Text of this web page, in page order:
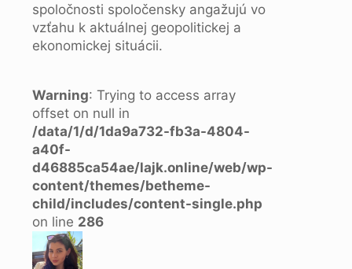
spoločnosti spoločensky angažujú vo
vzťahu k aktuálnej geopolitickej a
ekonomickej situácii.
Warning: Trying to access array
offset on null in
/data/1/d/1da9a732-fb3a-4804-
a40f-
d46885ca54ae/lajk.online/web/wp-
content/themes/betheme-
child/includes/content-single.php
on line 286